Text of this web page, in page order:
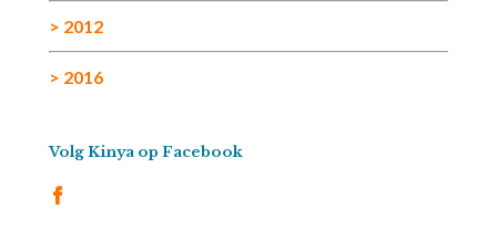
> 2012
> 2016
Volg Kinya op Facebook